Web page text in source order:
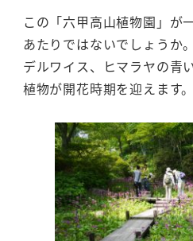
この「六甲高山植物園」が
あたりではないでしょうか
デルワイス、ヒマラヤの青
植物が開花時期を迎えます。